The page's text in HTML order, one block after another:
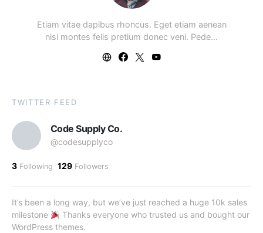
Etiam vitae dapibus rhoncus. Eget etiam aenean
nisi montes felis pretium donec veni. Pede…
TWITTER FEED
Code Supply Co.
@codesupplyco
3 Following 129 Followers
It’s been a long way, but we’ve just reached a huge 10k sales
milestone
Thanks everyone who trusted us and bought our
WordPress themes.